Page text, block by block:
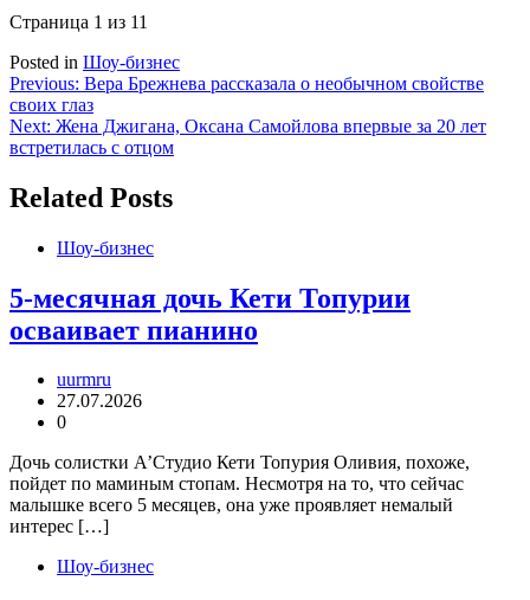
Страница 1 из 11
Posted in Шоу-бизнес
Навигация
по
записям
Previous: Вера Брежнева рассказала о необычном свойстве
своих глаз
Next: Жена Джигана, Оксана Самойлова впервые за 20 лет
встретилась с отцом
Related Posts
Шоу-бизнес
5-месячная дочь Кети Топурии
осваивает пианино
uurmru
27.07.2026
0
Дочь солистки А’Студио Кети Топурия Оливия, похоже,
пойдет по маминым стопам. Несмотря на то, что сейчас
малышке всего 5 месяцев, она уже проявляет немалый
интерес […]
Шоу-бизнес